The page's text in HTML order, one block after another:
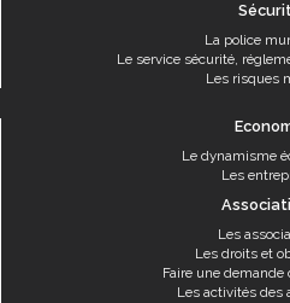
La police
Le service sécurité,
Les risques
Le dynamisme
Les
Les
Les droits et
Faire une demande
Les activités des